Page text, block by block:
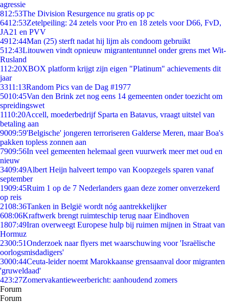
agressie
812:53The Division Resurgence nu gratis op pc
6412:53Zetelpeiling: 24 zetels voor Pro en 18 zetels voor D66, FvD,
JA21 en PVV
4912:44Man (25) sterft nadat hij lijm als condoom gebruikt
512:43Litouwen vindt opnieuw migrantentunnel onder grens met Wit-
Rusland
112:20XBOX platform krijgt zijn eigen "Platinum" achievements dit
jaar
3311:13Random Pics van de Dag #1977
5010:45Van den Brink zet nog eens 14 gemeenten onder toezicht om
spreidingswet
1110:20Accell, moederbedrijf Sparta en Batavus, vraagt uitstel van
betaling aan
9009:59'Belgische' jongeren terroriseren Galderse Meren, maar Boa's
pakken topless zonnen aan
7909:56In veel gemeenten helemaal geen vuurwerk meer met oud en
nieuw
3409:49Albert Heijn halveert tempo van Koopzegels sparen vanaf
september
1909:45Ruim 1 op de 7 Nederlanders gaan deze zomer onverzekerd
op reis
2108:36Tanken in België wordt nóg aantrekkelijker
608:06Kraftwerk brengt ruimteschip terug naar Eindhoven
1807:49Iran overweegt Europese hulp bij ruimen mijnen in Straat van
Hormuz
2300:51Onderzoek naar flyers met waarschuwing voor 'Israëlische
oorlogsmisdadigers'
3000:44Ceuta-leider noemt Marokkaanse grensaanval door migranten
'gruweldaad'
423:27Zomervakantieweerbericht: aanhoudend zomers
Forum
Forum